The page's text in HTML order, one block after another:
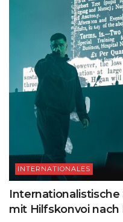
INTERNATIONALES
mit Hilfskonvoi nach